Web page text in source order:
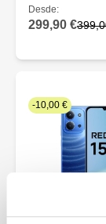
Desde:
299,90 €
-10,00 €